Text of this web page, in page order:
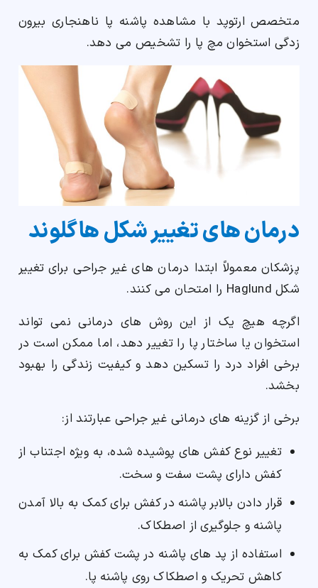
متخصص ارتوپد با مشاهده پاشنه پا ناهنجاری بیرون
زدگی استخوان مچ پا را تشخیص می دهد.
درمان های تغییر شکل هاگلوند
پزشکان معمولاً ابتدا درمان های غیر جراحی برای تغییر
شکل Haglund را امتحان می کنند.
اگرچه هیچ یک از این روش های درمانی نمی تواند
استخوان یا ساختار پا را تغییر دهد، اما ممکن است در
برخی افراد درد را تسکین دهد و کیفیت زندگی را بهبود
بخشد.
برخی از گزینه های درمانی غیر جراحی عبارتند از:
تغییر نوع کفش های پوشیده شده، به ویژه اجتناب از
کفش دارای پشت سفت و سخت.
قرار دادن بالابر پاشنه در کفش برای کمک به بالا آمدن
پاشنه و جلوگیری از اصطکاک.
استفاده از پد های پاشنه در پشت کفش برای کمک به
کاهش تحریک و اصطکاک روی پاشنه پا.